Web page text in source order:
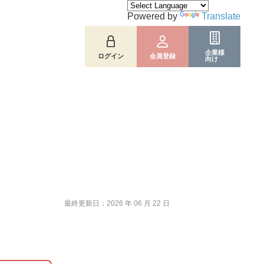
ログイン 会員登録
企業様
向け
Powered by Translate
最終更新日：2026 年 06 月 22 日